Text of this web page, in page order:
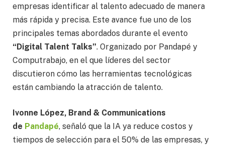
empresas identificar al talento adecuado de manera
más rápida y precisa. Este avance fue uno de los
principales temas abordados durante el evento
“Digital Talent Talks”. Organizado por Pandapé y
Computrabajo, en el que líderes del sector
discutieron cómo las herramientas tecnológicas
están cambiando la atracción de talento.
Ivonne López, Brand & Communications
de Pandapé, señaló que la IA ya reduce costos y
tiempos de selección para el 50% de las empresas, y